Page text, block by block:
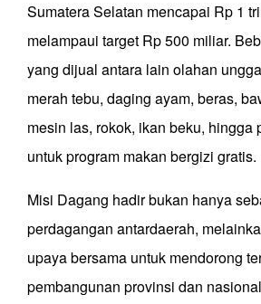
Sumatera Selatan mencapai Rp 1
melampaui target Rp 500 miliar.
yang dijual antara lain olahan
merah tebu, daging ayam, beras,
mesin las, rokok, ikan beku, hingga
untuk program makan bergizi gratis.
Misi Dagang hadir bukan hanya
perdagangan antardaerah,
upaya bersama untuk mendorong
pembangunan provinsi dan